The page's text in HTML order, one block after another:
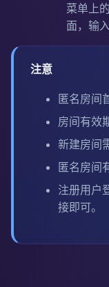
菜单上
面，输
注意
匿名房间
房间有效
新建房间
匿名房间
注册用户
接即可。